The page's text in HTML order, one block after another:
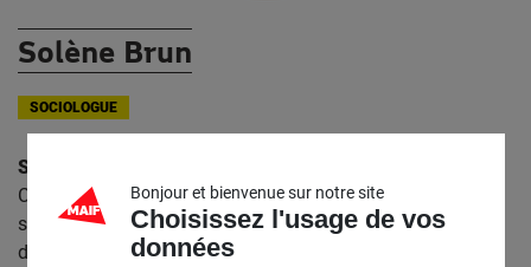
Solène Brun
SOCIOLOGUE
Solène Brun
Convergences Migrations, où elle est coordinatrice
scientifique du département INTEGER/Intégration-
discrimination. Sa thèse, intitulée « Trouble dans la race.
Bonjour et bienvenue sur notre site
Choisissez l'usage de vos
données